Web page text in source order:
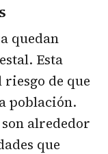
quedan
Esta
de que
población.
alrededor
que